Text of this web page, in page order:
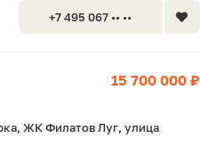
+7 495 067 •• ••
15 700 000 ₽
ЖК Филатов Луг, улица